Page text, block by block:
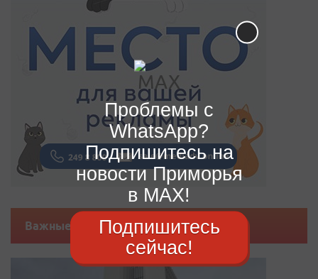
Важные новости
Проблемы с
WhatsApp?
Подпишитесь на
новости Приморья
в MAX!
Подпишитесь
сейчас!